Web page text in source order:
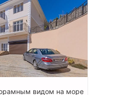
видом на море